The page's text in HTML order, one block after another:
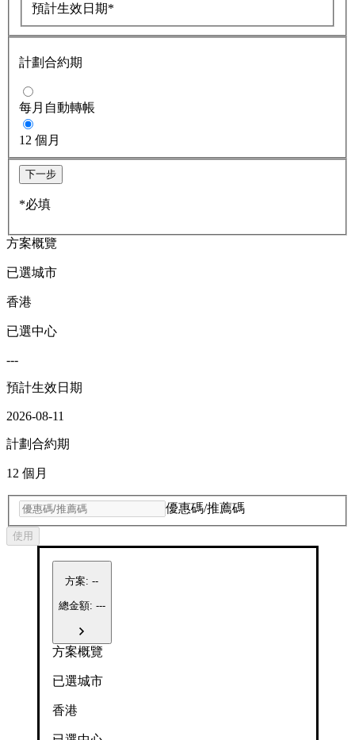
預計生效日期*
計劃合約期
每月自動轉帳
12 個月
下一步
*必填
方案概覽
已選城市
香港
已選中心
---
預計生效日期
2026-08-11
計劃合約期
12 個月
優惠碼/推薦碼
使用
方案: --
總金額: ---
方案概覽
已選城市
香港